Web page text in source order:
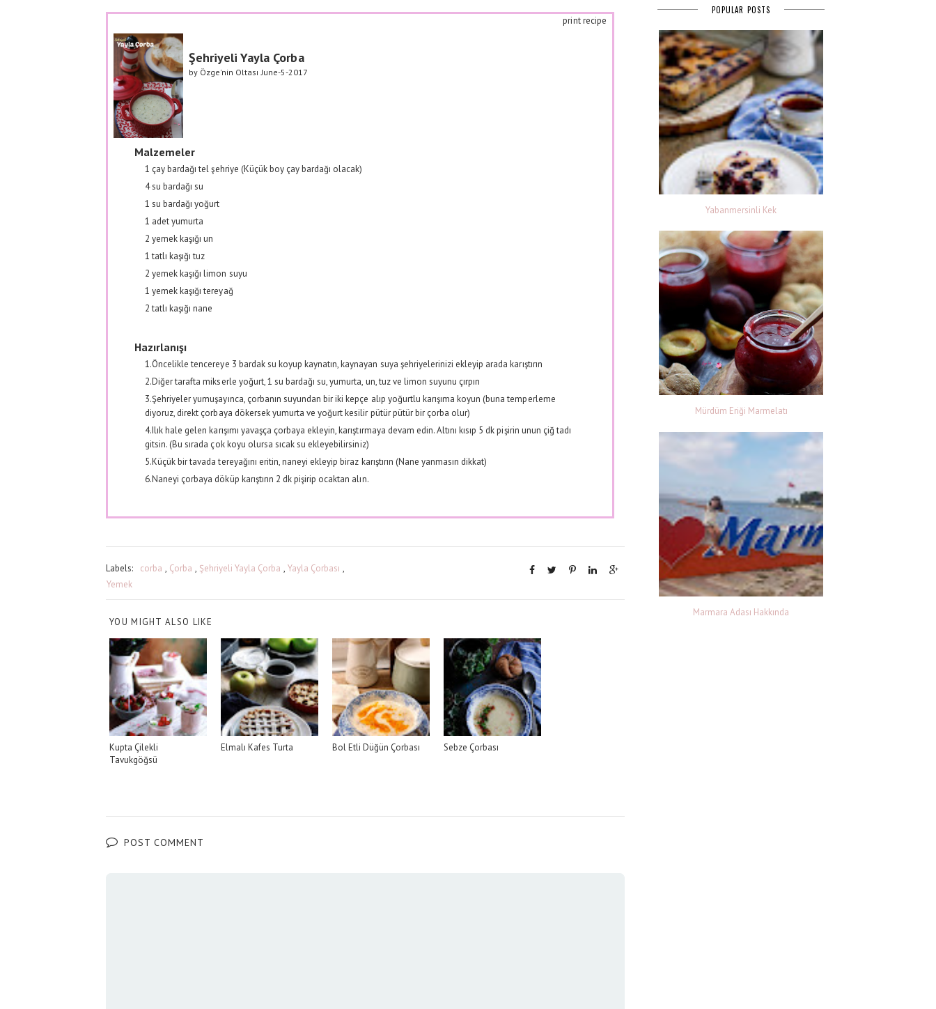
print recipe
Şehriyeli Yayla Çorba
by Özge'nin Oltası June-5-2017
Malzemeler
1 çay bardağıtel şehriye (Küçük boy çay bardağı olacak)
4 su bardağısu
1 su bardağıyoğurt
1 adetyumurta
2 yemek kaşığıun
1 tatlı kaşığıtuz
2 yemek kaşığılimon suyu
1 yemek kaşığıtereyağ
2 tatlı kaşığınane
Hazırlanışı
1.Öncelikle tencereye 3 bardak su koyup kaynatın, kaynayan suya şehriyelerinizi ekleyip arada karıştırın
2.Diğer tarafta mikserle yoğurt, 1 su bardağı su, yumurta, un, tuz ve limon suyunu çırpın
3.Şehriyeler yumuşayınca, çorbanın suyundan bir iki kepçe alıp yoğurtlu karışıma koyun (buna temperleme
diyoruz, direkt çorbaya dökersek yumurta ve yoğurt kesilir pütür pütür bir çorba olur)
4.Ilık hale gelen karışımı yavaşça çorbaya ekleyin, karıştırmaya devam edin. Altını kısıp 5 dk pişirin unun çiğ tadı
gitsin. (Bu sırada çok koyu olursa sıcak su ekleyebilirsiniz)
5.Küçük bir tavada tereyağını eritin, naneyi ekleyip biraz karıştırın (Nane yanmasın dikkat)
6.Naneyi çorbaya döküp karıştırın 2 dk pişirip ocaktan alın.
Labels: corba , Çorba , Şehriyeli Yayla Çorba , Yayla Çorbası ,
Yemek
YOU MIGHT ALSO LIKE
Kupta Çilekli
Tavukgöğsü
Elmalı Kafes Turta Bol Etli Düğün Çorbası Sebze Çorbası
POST COMMENT
POPULAR POSTS
Yabanmersinli Kek
Mürdüm Eriği Marmelatı
Marmara Adası Hakkında